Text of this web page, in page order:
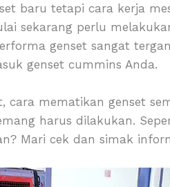
baru tetapi cara kerja
sekarang perlu
genset sangat
genset cummins Anda.
cara mematikan genset
harus dilakukan.
Mari cek dan simak